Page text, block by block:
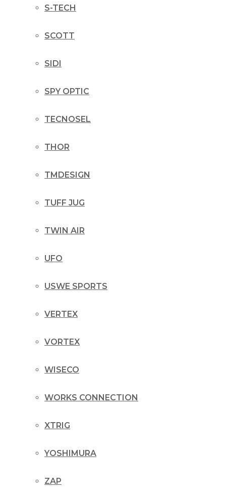
S-TECH
SCOTT
SIDI
SPY OPTIC
TECNOSEL
THOR
TMDESIGN
TUFF JUG
TWIN AIR
UFO
USWE SPORTS
VERTEX
VORTEX
WISECO
WORKS CONNECTION
XTRIG
YOSHIMURA
ZAP